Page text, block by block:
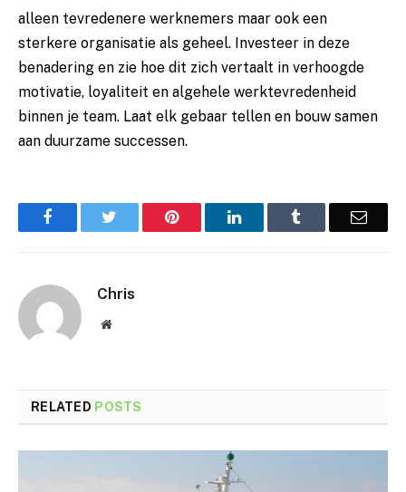
alleen tevredenere werknemers maar ook een
sterkere organisatie als geheel. Investeer in deze
benadering en zie hoe dit zich vertaalt in verhoogde
motivatie, loyaliteit en algehele werktevredenheid
binnen je team. Laat elk gebaar tellen en bouw samen
aan duurzame successen.
Facebook Pinterest LinkedIn Email
Chris
Website
RELATED POSTS